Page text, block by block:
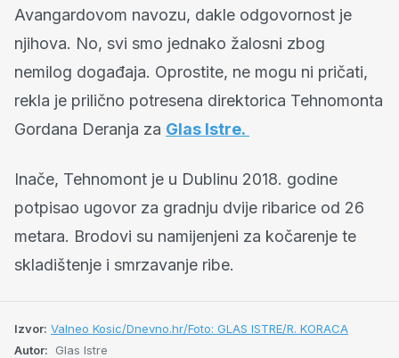
Avangardovom navozu, dakle odgovornost je
njihova. No, svi smo jednako žalosni zbog
nemilog događaja. Oprostite, ne mogu ni pričati,
rekla je prilično potresena direktorica Tehnomonta
Gordana Deranja za Glas Istre.
Inače, Tehnomont je u Dublinu 2018. godine
potpisao ugovor za gradnju dvije ribarice od 26
metara. Brodovi su namijenjeni za kočarenje te
skladištenje i smrzavanje ribe.
Izvor: Valneo Kosic/Dnevno.hr/Foto: GLAS ISTRE/R. KORACA
Autor:
Glas Istre